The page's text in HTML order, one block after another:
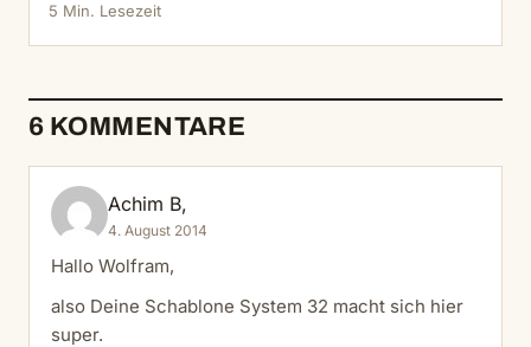
5 Min. Lesezeit
6 KOMMENTARE
Achim B,
4. August 2014
Hallo Wolfram,
also Deine Schablone System 32 macht sich hier
super.